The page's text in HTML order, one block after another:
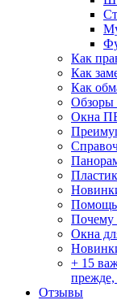
Как
Как
Как
Обзоры
Окна
Помощь
Почему
Окна
+ 15
прежде,
Отзывы